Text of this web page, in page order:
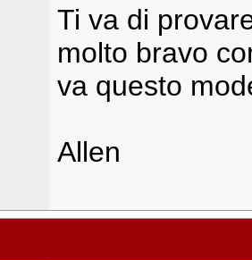
Ti va di
molto bravo
va questo
Allen